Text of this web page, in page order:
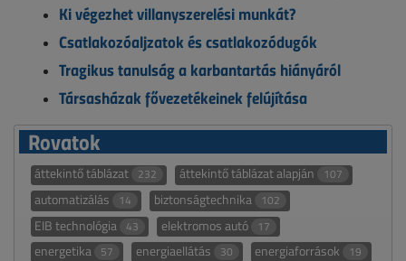
Ki végezhet villanyszerelési munkát?
Csatlakozóaljzatok és csatlakozódugók
Tragikus tanulság a karbantartás hiányáról
Társasházak fővezetékeinek felújítása
Rovatok
áttekintő táblázat 232 áttekintő táblázat alapján 107
automatizálás 14 biztonságtechnika 102
EIB technológia 43 elektromos autó 17
energetika 57 energiaellátás 30 energiaforrások 19